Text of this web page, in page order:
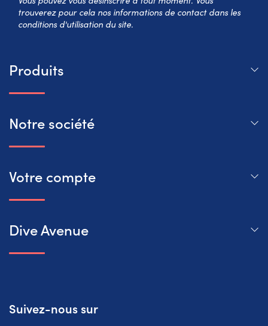
trouverez pour cela nos informations de contact dans les
conditions d'utilisation du site.
Produits
Notre société
Votre compte
Dive Avenue
Suivez-nous sur